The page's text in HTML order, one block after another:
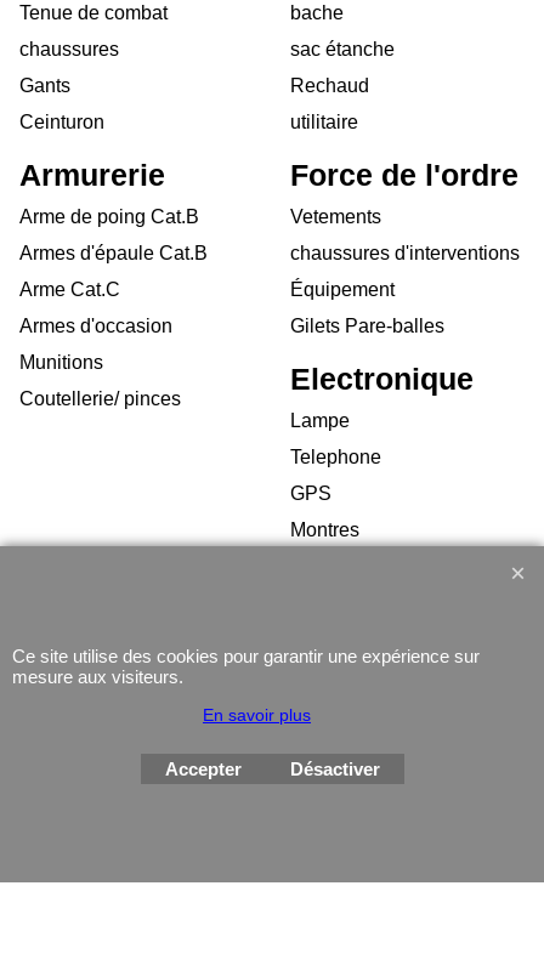
Tenue de combat
chaussures
Gants
Ceinturon
bache
sac étanche
Rechaud
utilitaire
Armurerie
Arme de poing Cat.B
Armes d'épaule Cat.B
Arme Cat.C
Armes d'occasion
Munitions
Coutellerie/ pinces
Force de l'ordre
Vetements
chaussures d'interventions
Équipement
Gilets Pare-balles
Electronique
Lampe
Telephone
GPS
Montres
avec le logiciel
eCommerce ShopFactory
Ce site utilise des cookies pour garantir une expérience sur
mesure aux visiteurs.
En savoir plus
Accepter Désactiver